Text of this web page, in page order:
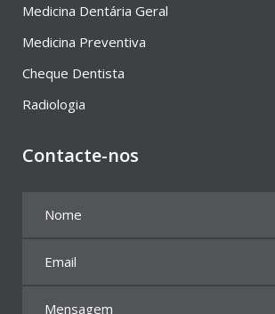
Medicina Dentária Geral
Medicina Preventiva
Cheque Dentista
Radiologia
Contacte-nos